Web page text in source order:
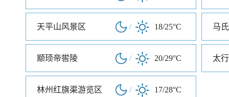
天平山风景区 / 18/25°C 马
颛顼帝喾陵 / 20/29°C 太
林州红旗渠游览区 / 17/28°C